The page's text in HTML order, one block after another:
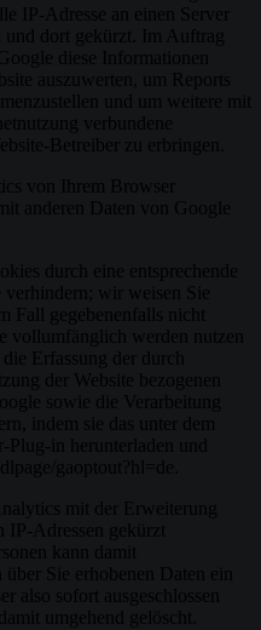
IP-Adresse an einen Server
dort gekürzt. Im Auftrag
diese Informationen
auszuwerten, um Reports
und um weitere mit
verbundene
Betreiber zu erbringen.
von Ihrem Browser
anderen Daten von Google
durch eine entsprechende
wir weisen Sie
Fall gegebenenfalls nicht
vollumfänglich werden nutzen
Erfassung der durch
der Website bezogenen
sowie die Verarbeitung
indem sie das unter dem
in herunterladen und
gaoptout?hl=de.
mit der Erweiterung
IP-Adressen gekürzt
kann damit
Sie erhobenen Daten ein
also sofort ausgeschlossen
umgehend gelöscht.